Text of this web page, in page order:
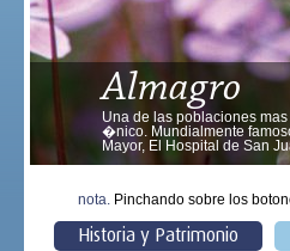
Almagro
Una de las poblaciones
�nico. Mundialmente
Mayor, El Hospital de San
nota. Pinchando sobre los
Historia y Patrimonio